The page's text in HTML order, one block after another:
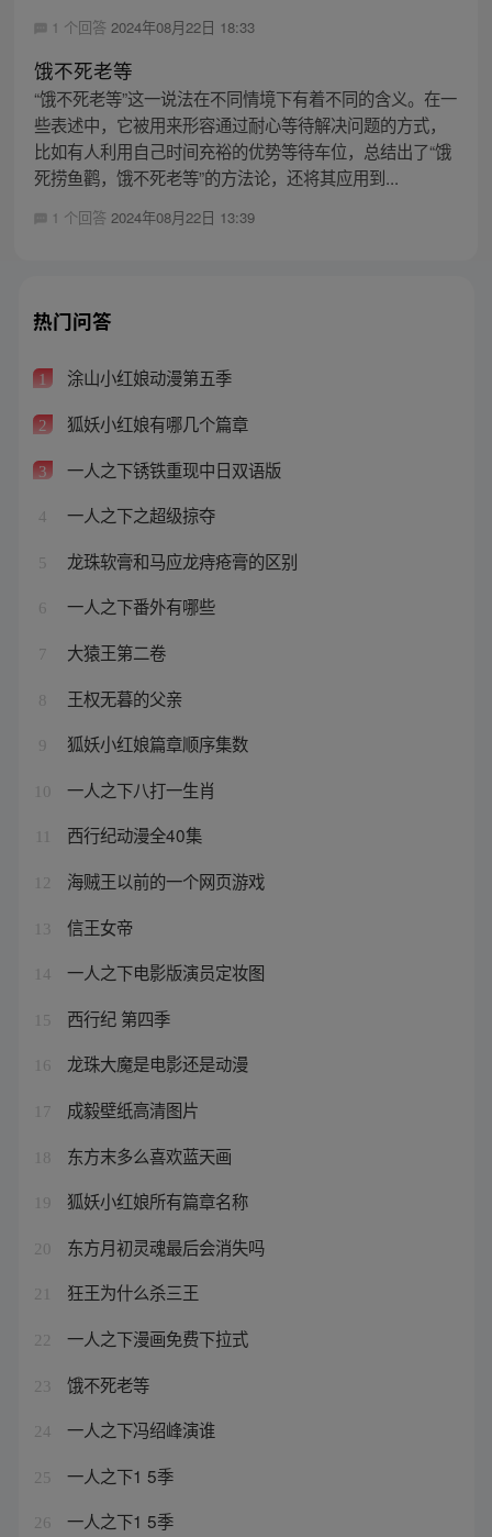
1 个回答 2024年08月22日 18:33
饿不死老等
“饿不死老等”这一说法在不同情境下有着不同的含义。在一
些表述中，它被用来形容通过耐心等待解决问题的方式，
比如有人利用自己时间充裕的优势等待车位，总结出了“饿
死捞鱼鹳，饿不死老等”的方法论，还将其应用到...
1 个回答 2024年08月22日 13:39
热门问答
1 涂山小红娘动漫第五季
2 狐妖小红娘有哪几个篇章
3 一人之下锈铁重现中日双语版
4 一人之下之超级掠夺
5 龙珠软膏和马应龙痔疮膏的区别
6 一人之下番外有哪些
7 大猿王第二卷
8 王权无暮的父亲
9 狐妖小红娘篇章顺序集数
10 一人之下八打一生肖
西行纪动漫全40集
12 海贼王以前的一个网页游戏
13 信王女帝
14 一人之下电影版演员定妆图
15 西行纪 第四季
16 龙珠大魔是电影还是动漫
17 成毅壁纸高清图片
18 东方末多么喜欢蓝天画
19 狐妖小红娘所有篇章名称
20 东方月初灵魂最后会消失吗
21 狂王为什么杀三王
22 一人之下漫画免费下拉式
23 饿不死老等
24 一人之下冯绍峰演谁
25 一人之下1 5季
26 一人之下1 5季